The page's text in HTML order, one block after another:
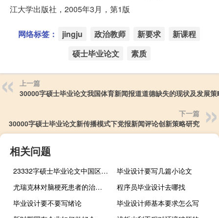
江大学出版社，2005年3月，第1版
网络标签： jingju 政治教师 新要求
新课程
硕士毕业论文
素质
上一篇
30000字硕士毕业论文我国体育新闻报道道德缺失的现状及发展策
下一篇
30000字硕士毕业论文新传播模式下党报新闻评论创新策略研究
相关问题
23332字硕士毕业论文中国区域差异的资源安全程度及空
毕业设计要写几篇小论文
尤瑞克林对脑梗死患者的治疗效果研究,尿激肽原酶对腔隙性脑梗死和已经获得7年的脑梗死有影响吗？
程序员毕业设计去哪找
毕业设计要不要写绪论
毕业设计师基本要求怎么写